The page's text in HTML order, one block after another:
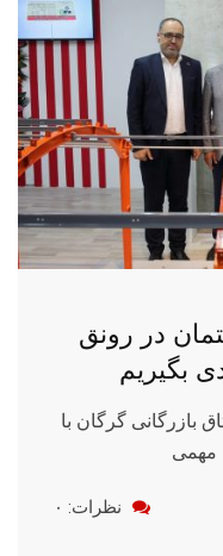
در رونق
بگیریم
بازرگانی گرگان با
مهمی
نظرات: ۰